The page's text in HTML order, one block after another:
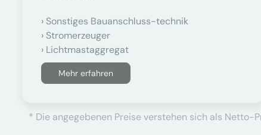
Sonstiges Bauanschluss-technik
Stromerzeuger
Lichtmastaggregat
Mehr erfahren
* Die angegebenen Preise verstehen sich als Netto-